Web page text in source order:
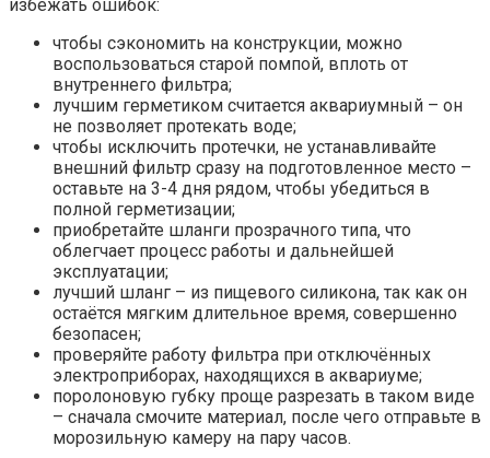
избежать ошибок:
чтобы сэкономить на конструкции, можно
воспользоваться старой помпой, вплоть от
внутреннего фильтра;
лучшим герметиком считается аквариумный – он
не позволяет протекать воде;
чтобы исключить протечки, не устанавливайте
внешний фильтр сразу на подготовленное место –
оставьте на 3-4 дня рядом, чтобы убедиться в
полной герметизации;
приобретайте шланги прозрачного типа, что
облегчает процесс работы и дальнейшей
эксплуатации;
лучший шланг – из пищевого силикона, так как он
остаётся мягким длительное время, совершенно
безопасен;
проверяйте работу фильтра при отключённых
электроприборах, находящихся в аквариуме;
поролоновую губку проще разрезать в таком виде
– сначала смочите материал, после чего отправьте в
морозильную камеру на пару часов.